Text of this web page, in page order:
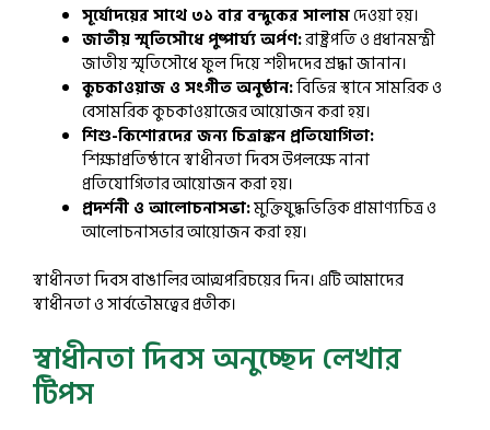
সূর্যোদয়ের সাথে ৩১ বার বন্দুকের সালামদেওয়া হয়।
জাতীয় স্মৃতিসৌধে পুষ্পার্ঘ্য অর্পণ:রাষ্ট্রপতি ও প্রধানমন্ত্রী
জাতীয় স্মৃতিসৌধে ফুল দিয়ে শহীদদের শ্রদ্ধা জানান।
কুচকাওয়াজ ও সংগীত অনুষ্ঠান:বিভিন্ন স্থানে সামরিক ও
বেসামরিক কুচকাওয়াজের আয়োজন করা হয়।
শিশু-কিশোরদের জন্য চিত্রাঙ্কন প্রতিযোগিতা:
শিক্ষাপ্রতিষ্ঠানে স্বাধীনতা দিবস উপলক্ষে নানা
প্রতিযোগিতার আয়োজন করা হয়।
প্রদর্শনী ও আলোচনাসভা:মুক্তিযুদ্ধভিত্তিক প্রামাণ্যচিত্র ও
আলোচনাসভার আয়োজন করা হয়।
স্বাধীনতা দিবস বাঙালির আত্মপরিচয়ের দিন। এটি আমাদের
স্বাধীনতা ও সার্বভৌমত্বের প্রতীক।
স্বাধীনতা দিবস অনুচ্ছেদ লেখার
টিপস